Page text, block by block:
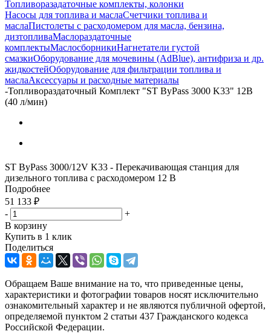
Топливоразадаточные комплекты, колонки
Насосы для топлива и маслаСчетчики топлива и
маслаПистолеты с расходомером для масла, бензина,
дизтопливаМаслораздаточные
комплектыМаслосборникиНагнетатели густой
смазкиОборудование для мочевины (AdBlue), антифриза и др.
жидкостейОборудование для фильтрации топлива и
маслаАксессуары и расходные материалы
-Топливораздаточный Комплект "ST ByPass 3000 K33" 12В
(40 л/мин)
ST ByPass 3000/12V K33 - Перекачивающая станция для
дизельного топлива с расходомером 12 В
Подробнее
51 133 ₽
-
+
В корзину
Купить в 1 клик
Поделиться
Обращаем Ваше внимание на то, что приведенные цены,
характеристики и фотографии товаров носят исключительно
ознакомительный характер и не являются публичной офертой,
определяемой пунктом 2 статьи 437 Гражданского кодекса
Российской Федерации.